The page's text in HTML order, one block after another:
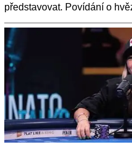
představovat. Povídání o